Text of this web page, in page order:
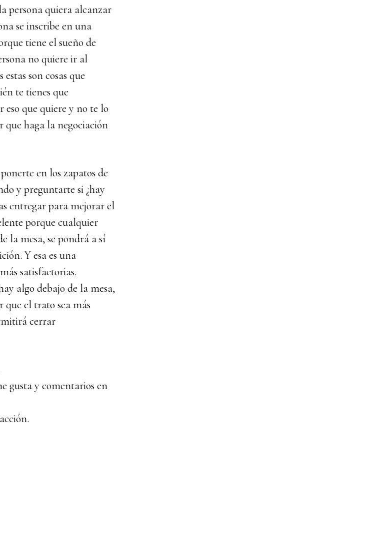
persona quiera alcanzar
se inscribe en una
tiene el sueño de
no quiere ir al
son cosas que
te tienes que
eso que quiere y no te lo
que haga la negociación
en los zapatos de
y preguntarte si ¿hay
entregar para mejorar el
porque cualquier
la mesa, se pondrá a sí
Y esa es una
satisfactorias.
algo debajo de la mesa,
que el trato sea más
cerrar
gusta y comentarios en